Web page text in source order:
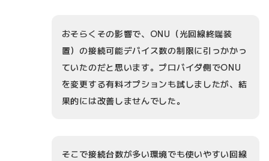
おそらくその影響で、ONU（光回線終端装
置）の接続可能デバイス数の制限に引っかかっ
ていたのだと思います。プロバイダ側でONU
を変更する有料オプションも試しましたが、結
果的には改善しませんでした。
そこで接続台数が多い環境でも使いやすい回線